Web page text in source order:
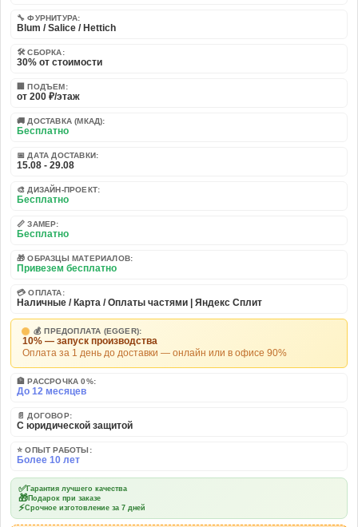
🔧 ФУРНИТУРА:
Blum / Salice / Hettich
🛠️ СБОРКА:
30% от стоимости
🏢 ПОДЪЕМ:
от 200 ₽/этаж
🚚 ДОСТАВКА (МКАД):
Бесплатно
📅 ДАТА ДОСТАВКИ:
15.08 - 29.08
🎨 ДИЗАЙН-ПРОЕКТ:
Бесплатно
📏 ЗАМЕР:
Бесплатно
🎁 ОБРАЗЦЫ МАТЕРИАЛОВ:
Привезем бесплатно
💳 ОПЛАТА:
Наличные / Карта / Оплаты частями | Яндекс Сплит
💰 ПРЕДОПЛАТА (EGGER):
10% — запуск производства
Оплата за 1 день до доставки — онлайн или в офисе 90%
🏦 РАССРОЧКА 0%:
До 12 месяцев
📄 ДОГОВОР:
С юридической защитой
⭐ ОПЫТ РАБОТЫ:
Более 10 лет
✅Гарантия лучшего качества
🎁 Подарок при заказе
⚡Срочное изготовление за 7 дней